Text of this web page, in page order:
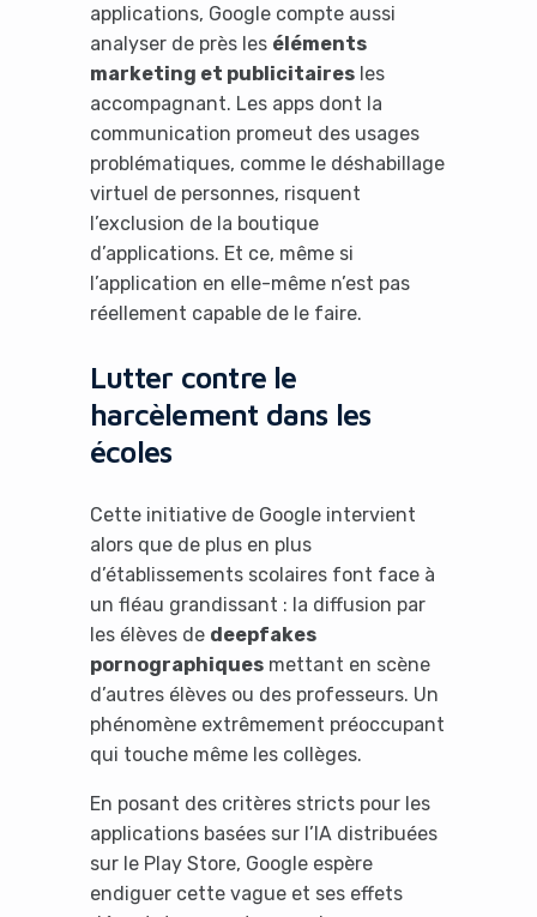
applications, Google compte aussi
analyser de près les éléments
marketing et publicitairesles
accompagnant. Les apps dont la
communication promeut des usages
problématiques, comme le déshabillage
virtuel de personnes, risquent
l’exclusion de la boutique
d’applications. Et ce, même si
l’application en elle-même n’est pas
réellement capable de le faire.
Lutter contre le
harcèlement dans les
écoles
Cette initiative de Google intervient
alors que de plus en plus
d’établissements scolaires font face à
un fléau grandissant : la diffusion par
les élèves de deepfakes
pornographiquesmettant en scène
d’autres élèves ou des professeurs. Un
phénomène extrêmement préoccupant
qui touche même les collèges.
En posant des critères stricts pour les
applications basées sur l’IA distribuées
sur le Play Store, Google espère
endiguer cette vague et ses effets